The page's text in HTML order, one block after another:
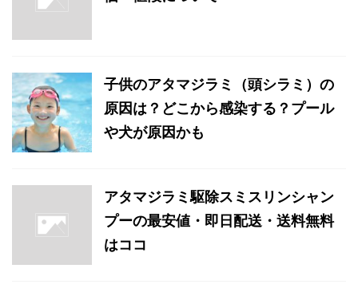
子供のアタマジラミ（頭シラミ）の
原因は？どこから感染する？プール
や犬が原因かも
アタマジラミ駆除スミスリンシャン
プーの最安値・即日配送・送料無料
はココ